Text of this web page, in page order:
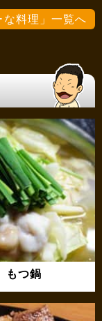
な料理」一覧へ
もつ鍋